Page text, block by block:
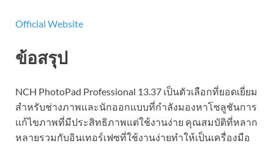
Official Website
ข้อสรุป
NCH ​​PhotoPad Professional 13.37 เป็นตัวเลือกที่ยอดเยี่ยม
สำหรับช่างภาพและนักออกแบบที่กำลังมองหาโซลูชันการ
แก้ไขภาพที่มีประสิทธิภาพแต่ใช้งานง่าย คุณสมบัติที่หลาก
หลายรวมกับอินเทอร์เฟซที่ใช้งานง่ายทำให้เป็นเครื่องมือ